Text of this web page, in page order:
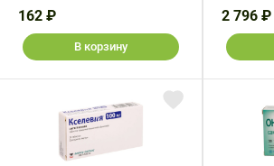
162 ₽
В корзину
2 796 ₽